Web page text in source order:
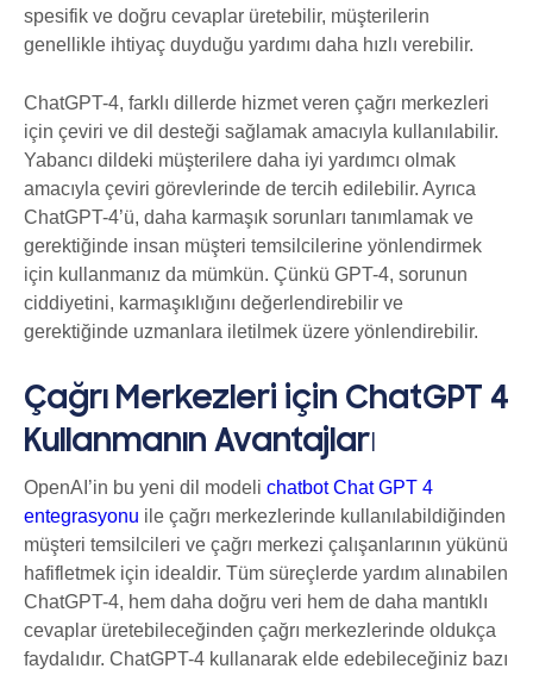
spesifik ve doğru cevaplar üretebilir, müşterilerin
genellikle ihtiyaç duyduğu yardımı daha hızlı verebilir.
ChatGPT-4, farklı dillerde hizmet veren çağrı merkezleri
için çeviri ve dil desteği sağlamak amacıyla kullanılabilir.
Yabancı dildeki müşterilere daha iyi yardımcı olmak
amacıyla çeviri görevlerinde de tercih edilebilir. Ayrıca
ChatGPT-4’ü, daha karmaşık sorunları tanımlamak ve
gerektiğinde insan müşteri temsilcilerine yönlendirmek
için kullanmanız da mümkün. Çünkü GPT-4, sorunun
ciddiyetini, karmaşıklığını değerlendirebilir ve
gerektiğinde uzmanlara iletilmek üzere yönlendirebilir.
Çağrı Merkezleri için ChatGPT 4
Kullanmanın Avantajları
OpenAI’in bu yeni dil modeli chatbot Chat GPT 4
entegrasyonu ile çağrı merkezlerinde kullanılabildiğinden
müşteri temsilcileri ve çağrı merkezi çalışanlarının yükünü
hafifletmek için idealdir. Tüm süreçlerde yardım alınabilen
ChatGPT-4, hem daha doğru veri hem de daha mantıklı
cevaplar üretebileceğinden çağrı merkezlerinde oldukça
faydalıdır. ChatGPT-4 kullanarak elde edebileceğiniz bazı